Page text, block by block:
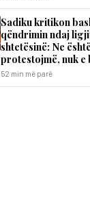
Sadiku kritikon
qëndrimin ndaj
shtetësinë: Ne
protestojmë, nuk e
52 min më parë